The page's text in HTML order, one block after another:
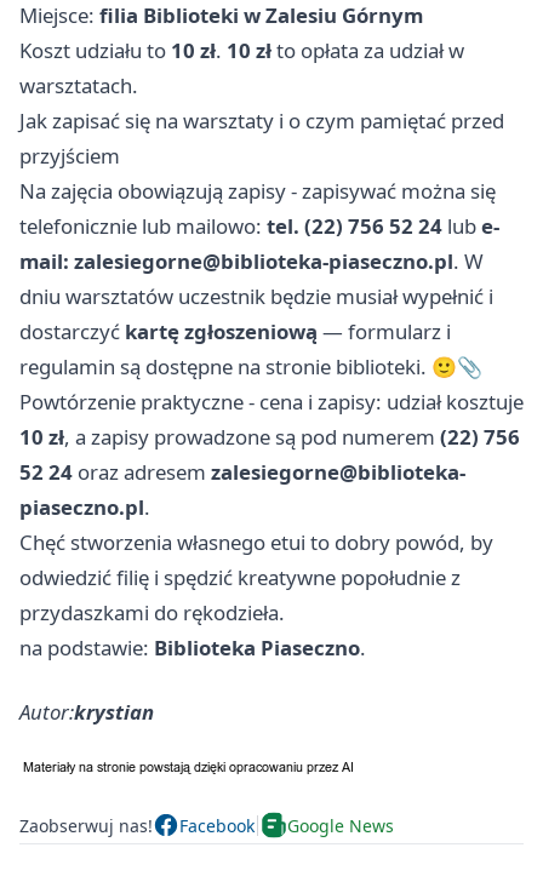
Miejsce: filia Biblioteki w Zalesiu Górnym
Koszt udziału to 10 zł. 10 złto opłata za udział w
warsztatach.
Jak zapisać się na warsztaty i o czym pamiętać przed
przyjściem
Na zajęcia obowiązują zapisy - zapisywać można się
telefonicznie lub mailowo: tel. (22) 756 52 24 lube-
mail: zalesiegorne@biblioteka-piaseczno.pl. W
dniu warsztatów uczestnik będzie musiał wypełnić i
dostarczyć kartę zgłoszeniową — formularz i
regulamin są dostępne na stronie biblioteki. 🙂📎
Powtórzenie praktyczne - cena i zapisy: udział kosztuje
10 zł, a zapisy prowadzone są pod numerem (22) 756
52 24 oraz adresem zalesiegorne@biblioteka-
piaseczno.pl.
Chęć stworzenia własnego etui to dobry powód, by
odwiedzić filię i spędzić kreatywne popołudnie z
przydaszkami do rękodzieła.
na podstawie: Biblioteka Piaseczno.
Autor:krystian
Zaobserwuj nas! Facebook Google News